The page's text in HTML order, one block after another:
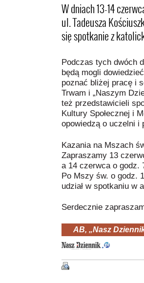
W dniach 13-14
ul. Tadeusza
się spotkanie z
Podczas tych dwóch
będą mogli
poznać bliżej pracę i
Trwam i „Naszym
też przedstawicieli
Kultury Społecznej i
opowiedzą o uczelni
Kazania na Mszach
Zapraszamy 13
a 14 czerwca o godz.
Po Mszy św. o godz.
udział w spotkaniu w
Serdecznie
AB, „Nasz